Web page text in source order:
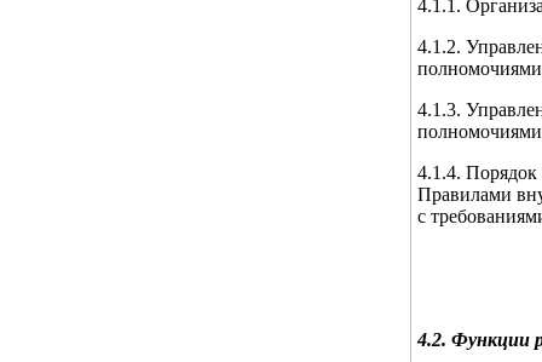
4.1.1.
4.1.2.
полномочиями
4.1.3.
полномочиями
4.1.4. Порядок
Правилами
с
4.2. Функции